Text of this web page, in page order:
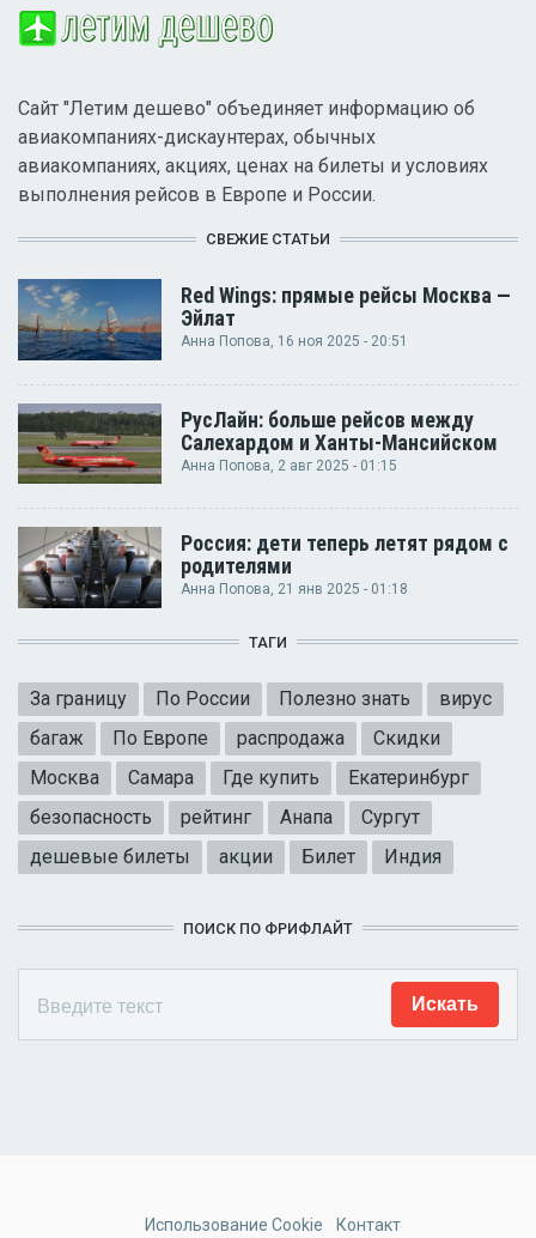
Сайт "Летим дешево" объединяет информацию об
авиакомпаниях-дискаунтерах, обычных
авиакомпаниях, акциях, ценах на билеты и условиях
выполнения рейсов в Европе и России.
СВЕЖИЕ СТАТЬИ
Red Wings: прямые рейсы Москва —
Эйлат
Анна Попова, 16 ноя 2025 - 20:51
РусЛайн: больше рейсов между
Салехардом и Ханты-Мансийском
Анна Попова , 2 авг 2025 - 01:15
Россия: дети теперь летят рядом с
родителями
Анна Попова, 21 янв 2025 - 01:18
ТАГИ
За границу По России Полезно знать
вирус
багаж
По Европе распродажа
Скидки
Москва
Самара Где купить
Екатеринбург
безопасность
рейтинг Анапа
Сургут
дешевые билеты
акции Билет Индия
ПОИСК ПО ФРИФЛАЙТ
Использование Cookie Контакт